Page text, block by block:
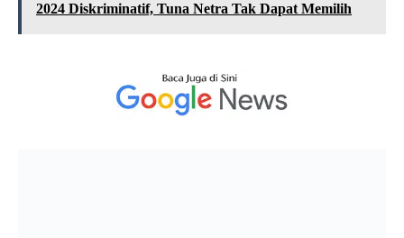
2024 Diskriminatif, Tuna Netra Tak Dapat Memilih